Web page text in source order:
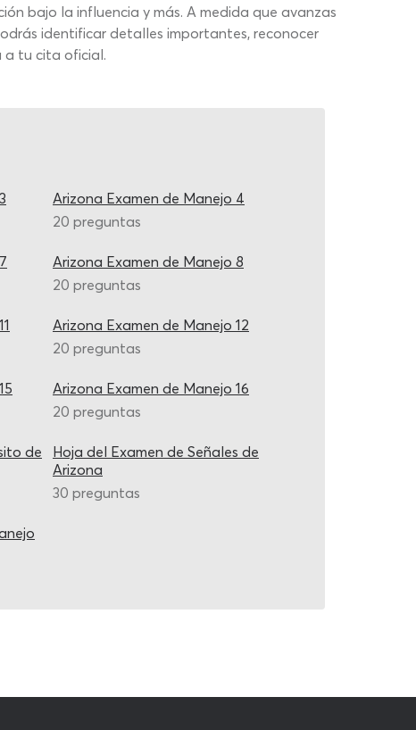
bajo la influencia y más. A medida que avanzas
identificar detalles importantes, reconocer
a tu cita oficial.
Arizona Examen de Manejo 4
20 preguntas
Arizona Examen de Manejo 8
20 preguntas
Arizona Examen de Manejo 12
20 preguntas
Arizona Examen de Manejo 16
20 preguntas
de
Hoja del Examen de Señales de
Arizona
30 preguntas